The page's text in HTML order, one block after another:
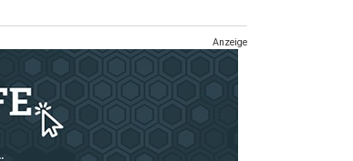
Anzeige